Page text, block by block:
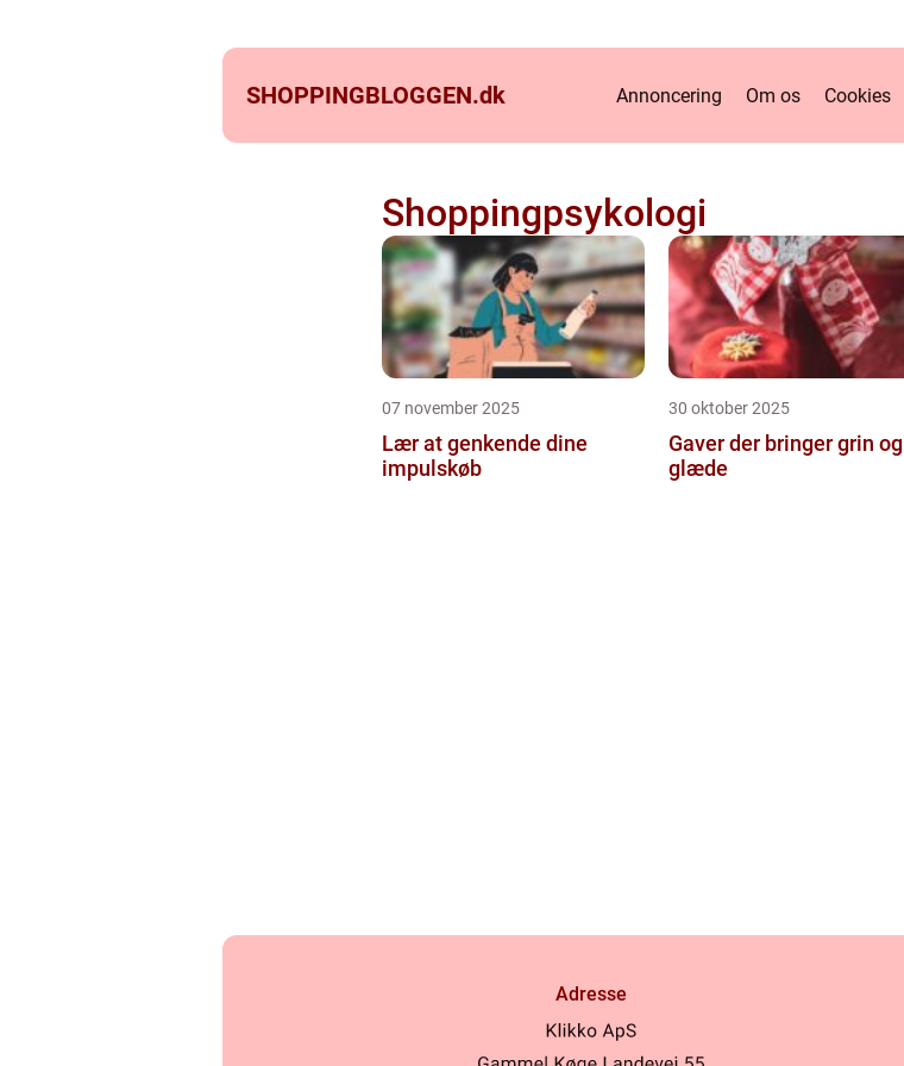
SHOPPINGBLOGGEN.dk Annoncering Om os Cookies
Shoppingpsykologi
07 november 2025
Lær at genkende dine
impulskøb
30 oktober 2025
Gaver der bringer grin og
glæde
Adresse